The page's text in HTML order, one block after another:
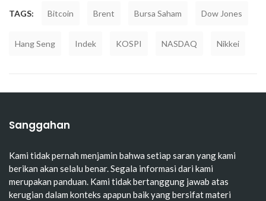
TAGS: Bitcoin Brent Bursa Saham Dow Jones
Hang Seng Indek KOSPI NASDAQ Nikkei
Sanggahan
Kami tidak pernah menjamin bahwa setiap saran yang kami
berikan akan selalu benar. Segala informasi dari kami
merupakan panduan. Kami tidak bertanggung jawab atas
kerugian dalam konteks apapun baik yang bersifat materi